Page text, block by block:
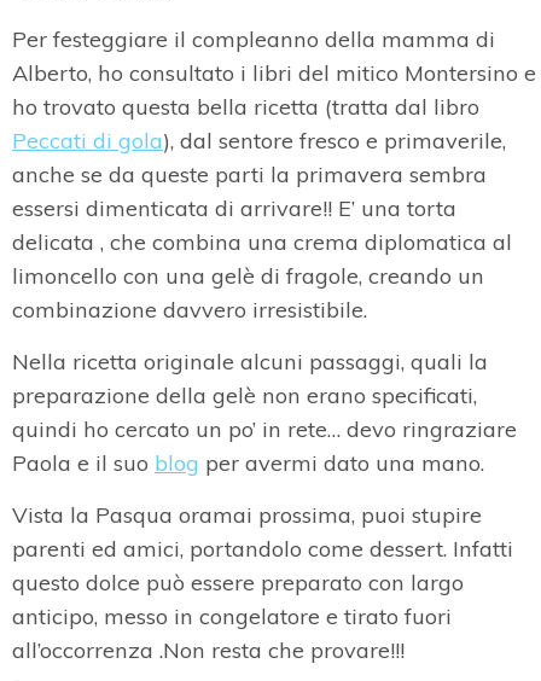
Per festeggiare il compleanno della mamma di
Alberto, ho consultato i libri del mitico Montersino e
ho trovato questa bella ricetta (tratta dal libro
Peccati di gola), dal sentore fresco e primaverile,
anche se da queste parti la primavera sembra
essersi dimenticata di arrivare!! E’ una torta
delicata , che combina una crema diplomatica al
limoncello con una gelè di fragole, creando un
combinazione davvero irresistibile.
Nella ricetta originale alcuni passaggi, quali la
preparazione della gelè non erano specificati,
quindi ho cercato un po’ in rete… devo ringraziare
Paola e il suo blog per avermi dato una mano.
Vista la Pasqua oramai prossima, puoi stupire
parenti ed amici, portandolo come dessert. Infatti
questo dolce può essere preparato con largo
anticipo, messo in congelatore e tirato fuori
all’occorrenza .Non resta che provare!!!